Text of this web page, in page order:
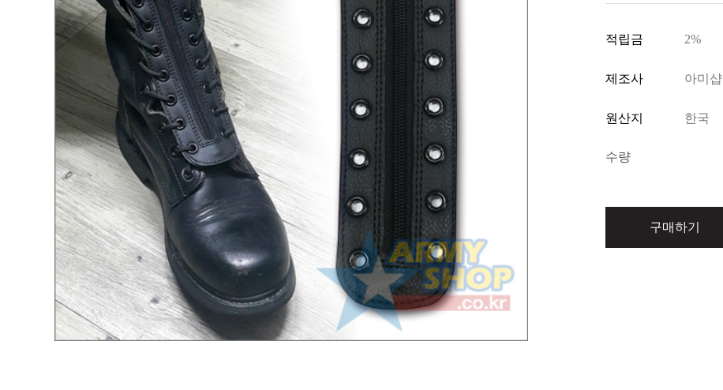
적립금 2%
제조사 아미샵
원산지 한국
수량
구매하기